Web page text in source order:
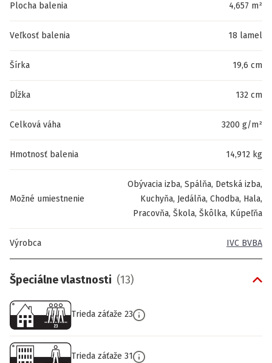
Plocha balenia 4,657 m²
Veľkosť balenia 18 lamel
Šírka 19,6 cm
Dĺžka 132 cm
Celková váha 3200 g/m²
Hmotnosť balenia 14,912 kg
Možné umiestnenie
Obývacia izba, Spálňa, Detská izba,
Kuchyňa, Jedálňa, Chodba, Hala,
Pracovňa, Škola, Škôlka, Kúpeľňa
Výrobca IVC BVBA
Špeciálne vlastnosti (13)
Trieda záťaže 23
Trieda záťaže 31